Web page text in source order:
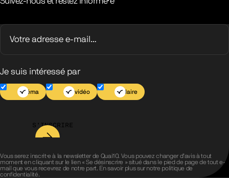
Je suis intéressé par
Cinéma Jeu vidéo Scolaire
S’INSCRIRE
Vous serez inscrit·e à la newsletter de Quai10. Vous pouvez changer d’avis à tout
moment en cliquant sur le lien « Se désinscrire » situé dans le pied de page de tout e-
mail que vous recevrez de notre part. En savoir plus sur notre politique de
confidentialité.